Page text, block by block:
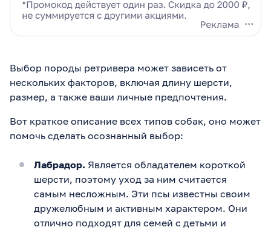
Выбор породы ретривера может зависеть от
нескольких факторов, включая длину шерсти,
размер, а также ваши личные предпочтения.
Вот краткое описание всех типов собак, оно может
помочь сделать осознанный выбор:
Лабрадор. Является обладателем короткой
шерсти, поэтому уход за ним считается
самым несложным. Эти псы известны своим
дружелюбным и активным характером. Они
отлично подходят для семей с детьми и